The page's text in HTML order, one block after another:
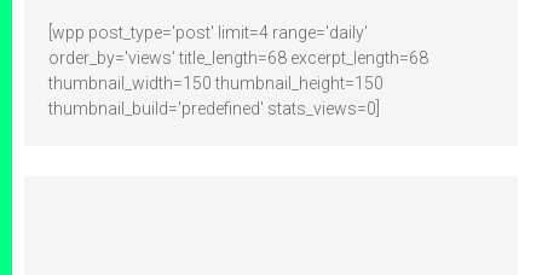
[wpp post_type='post' limit=4 range='daily'
order_by='views' title_length=68 excerpt_length=68
thumbnail_width=150 thumbnail_height=150
thumbnail_build='predefined' stats_views=0]